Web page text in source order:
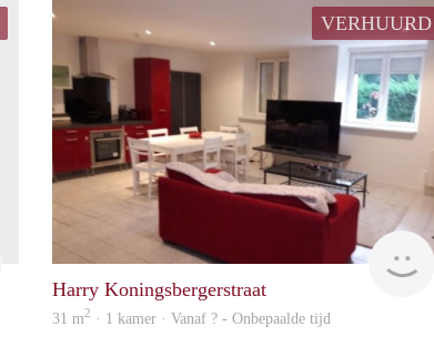
VERHUURD
Harry Koningsbergerstraat
31 m2 · 1 kamer · Vanaf ? - Onbepaalde tijd